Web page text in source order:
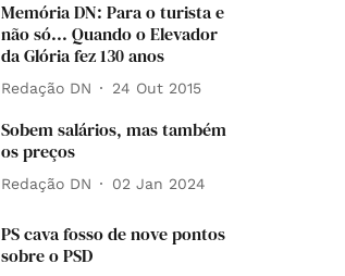
Memória DN: Para o turista e
não só... Quando o Elevador
da Glória fez 130 anos
Redação DN 24 Out 2015
Sobem salários, mas também
os preços
Redação DN 02 Jan 2024
PS cava fosso de nove pontos
sobre o PSD